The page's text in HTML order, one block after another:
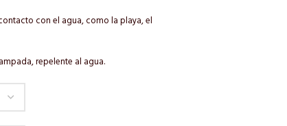
con el agua, como la playa, el
repelente al agua.